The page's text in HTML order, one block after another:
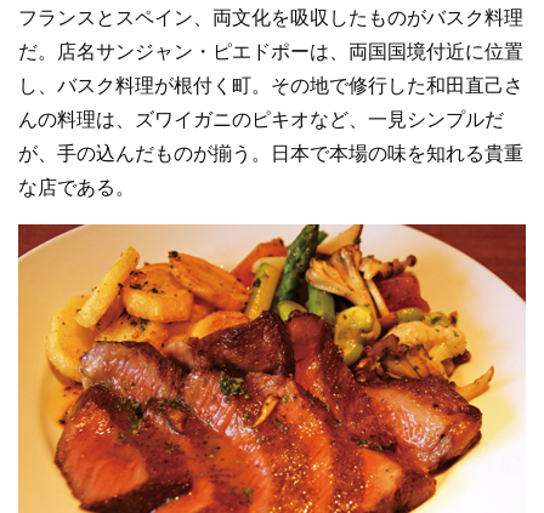
フランスとスペイン、両文化を吸収したものがバスク料理
だ。店名サンジャン・ピエドポーは、両国国境付近に位置
し、バスク料理が根付く町。その地で修行した和田直己さ
んの料理は、ズワイガニのピキオなど、一見シンプルだ
が、手の込んだものが揃う。日本で本場の味を知れる貴重
な店である。